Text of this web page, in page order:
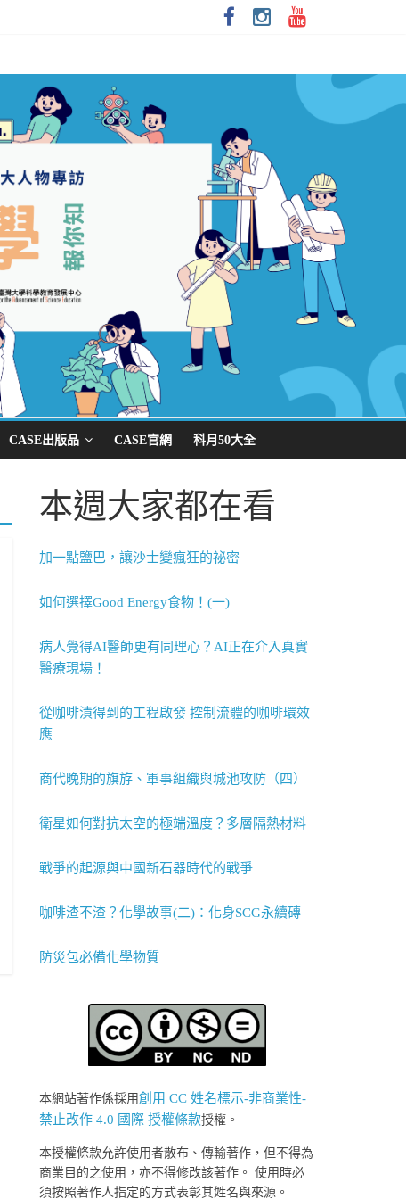
CASE出版品 CASE官網 科月50大全
本週大家都在看
加一點鹽巴，讓沙士變瘋狂的祕密
如何選擇Good Energy食物！(一)
病人覺得AI醫師更有同理心？AI正在介入真實
醫療現場！
從咖啡漬得到的工程啟發 控制流體的咖啡環效
應
商代晚期的旗斿、軍事組織與城池攻防（四）
衛星如何對抗太空的極端溫度？多層隔熱材料
戰爭的起源與中國新石器時代的戰爭
咖啡渣不渣？化學故事(二)：化身SCG永續磚
防災包必備化學物質
本網站著作係採用創用 CC 姓名標示-非商業性-
禁止改作 4.0 國際 授權條款授權。
本授權條款允許使用者散布、傳輸著作，但不得為
商業目的之使用，亦不得修改該著作。 使用時必
須按照著作人指定的方式表彰其姓名與來源。